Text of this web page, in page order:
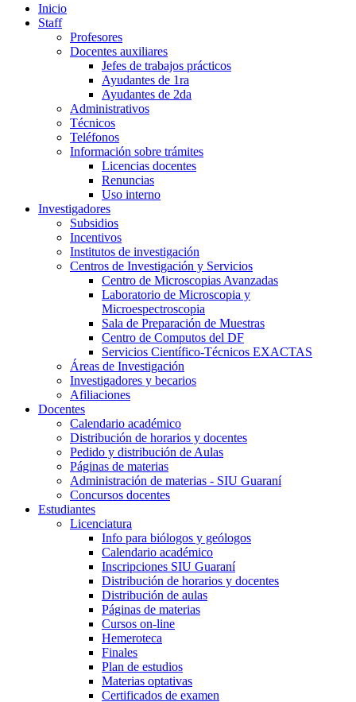
Inicio
Staff
Profesores
Docentes auxiliares
Jefes de trabajos prácticos
Ayudantes de 1ra
Ayudantes de 2da
Administrativos
Técnicos
Teléfonos
Información sobre trámites
Licencias docentes
Renuncias
Uso interno
Investigadores
Subsidios
Incentivos
Institutos de investigación
Centros de Investigación y Servicios
Centro de Microscopias Avanzadas
Laboratorio de Microscopia y
Microespectroscopia
Sala de Preparación de Muestras
Centro de Computos del DF
Servicios Científico-Técnicos EXACTAS
Áreas de Investigación
Investigadores y becarios
Afiliaciones
Docentes
Calendario académico
Distribución de horarios y docentes
Pedido y distribución de Aulas
Páginas de materias
Administración de materias - SIU Guaraní
Concursos docentes
Estudiantes
Licenciatura
Info para biólogos y geólogos
Calendario académico
Inscripciones SIU Guaraní
Distribución de horarios y docentes
Distribución de aulas
Páginas de materias
Cursos on-line
Hemeroteca
Finales
Plan de estudios
Materias optativas
Certificados de examen